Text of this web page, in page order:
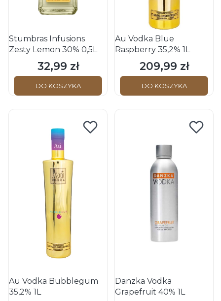
Stumbras Infusions
Zesty Lemon 30% 0,5L
Cena
32,99 zł
DO KOSZYKA
Au Vodka Blue
Raspberry 35,2% 1L
Cena
209,99 zł
DO KOSZYKA
Au Vodka Bubblegum
35,2% 1L
Danzka Vodka
Grapefruit 40% 1L